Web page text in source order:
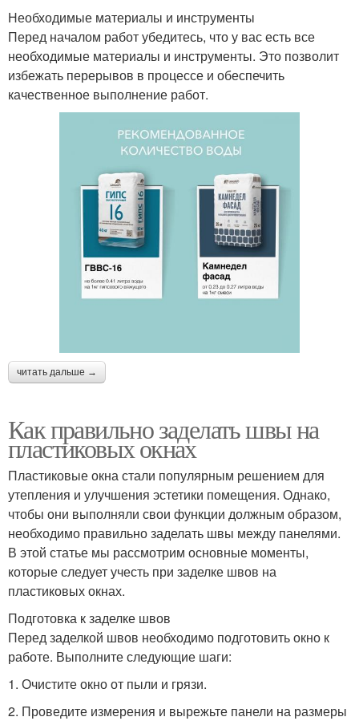
Необходимые материалы и инструменты
Перед началом работ убедитесь, что у вас есть все
необходимые материалы и инструменты. Это позволит
избежать перерывов в процессе и обеспечить
качественное выполнение работ.
читать дальше →
Как правильно заделать швы на
пластиковых окнах
Пластиковые окна стали популярным решением для
утепления и улучшения эстетики помещения. Однако,
чтобы они выполняли свои функции должным образом,
необходимо правильно заделать швы между панелями.
В этой статье мы рассмотрим основные моменты,
которые следует учесть при заделке швов на
пластиковых окнах.
Подготовка к заделке швов
Перед заделкой швов необходимо подготовить окно к
работе. Выполните следующие шаги:
1. Очистите окно от пыли и грязи.
2. Проведите измерения и вырежьте панели на размеры